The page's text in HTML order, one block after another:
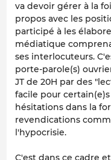
va devoir gérer à la
propos avec les
participé à les
médiatique
ses interlocuteurs.
porte-parole(s)
JT de 20H par des
facile pour
hésitations dans la
revendications
l'hypocrisie.
C'est dans ce cadre